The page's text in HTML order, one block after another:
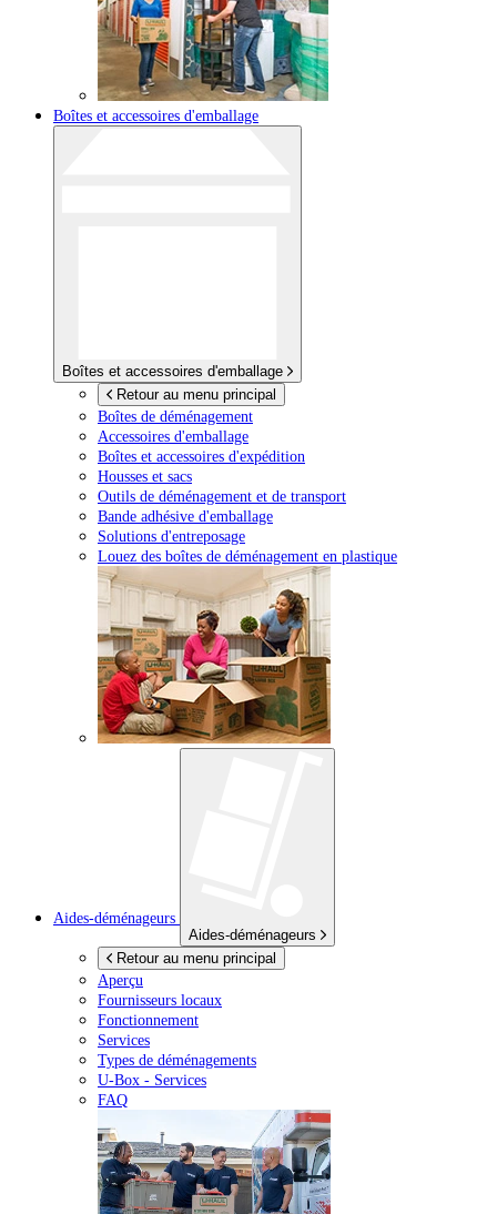
Boîtes et accessoires d'emballage
Boîtes et accessoires d'emballage
Retour au menu principal
Boîtes de déménagement
Accessoires d'emballage
Boîtes et accessoires d'expédition
Housses et sacs
Outils de déménagement et de transport
Bande adhésive d'emballage
Solutions d'entreposage
Louez des boîtes de déménagement en plastique
Aides-déménageurs
Aides-déménageurs
Retour au menu principal
Aperçu
Fournisseurs locaux
Fonctionnement
Services
Types de déménagements
U-Box - Services
FAQ